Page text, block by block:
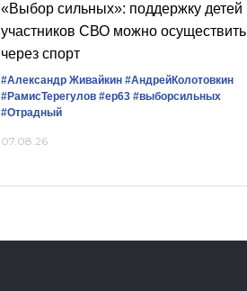
«Выбор сильных»: поддержку детей
участников СВО можно осуществить
через спорт
#Александр Живайкин #АндрейКолотовкин
#РамисТерегулов #ер63 #выборсильных
#Отрадный
07.08.26